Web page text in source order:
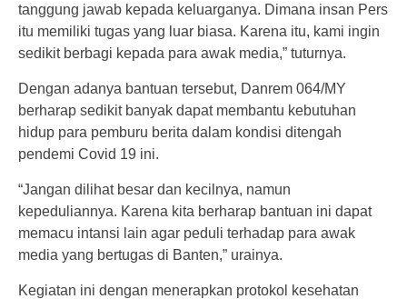
tanggung jawab kepada keluarganya. Dimana insan Pers
itu memiliki tugas yang luar biasa. Karena itu, kami ingin
sedikit berbagi kepada para awak media,” tuturnya.
Dengan adanya bantuan tersebut, Danrem 064/MY
berharap sedikit banyak dapat membantu kebutuhan
hidup para pemburu berita dalam kondisi ditengah
pendemi Covid 19 ini.
“Jangan dilihat besar dan kecilnya, namun
kepeduliannya. Karena kita berharap bantuan ini dapat
memacu intansi lain agar peduli terhadap para awak
media yang bertugas di Banten,” urainya.
Kegiatan ini dengan menerapkan protokol kesehatan